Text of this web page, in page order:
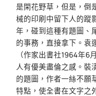
是閑花野草，但是，倒
械的印刷中留下人的蹤
年，碰到這種有題圖、
的事務，直接拿下。袁
（作家出書社1964年6
人有優美盡倫之感。裝
的題圖，作者一絲不願
特點，使全書在文字之